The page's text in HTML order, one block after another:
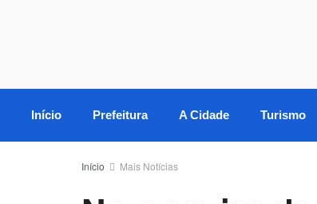
Início Prefeitura A Cidade Turismo
Início Mais Notícias